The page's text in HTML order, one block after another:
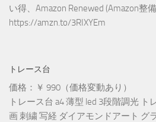
い得、Amazon Renewed (Amazon整
https://amzn.to/3RIXYEm
トレース台
価格：￥ 990（価格変動あり）
トレース台 a4 薄型 led 3段階調光 ト
画 刺繍 写経 ダイアモンドアート グ